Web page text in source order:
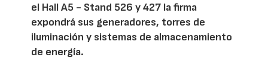
el Hall A5 - Stand 526 y 427 la firma
expondrá sus generadores, torres de
iluminación y sistemas de almacenamiento
de energía.